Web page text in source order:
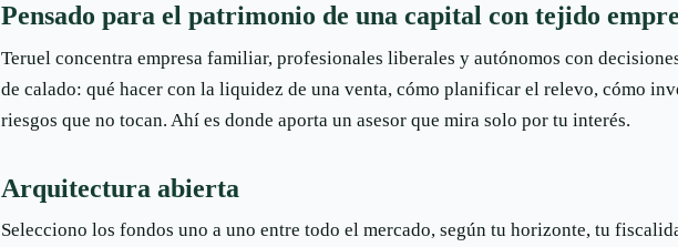
Pensado para el patrimonio de una capital con tejido
Teruel concentra empresa familiar, profesionales liberales y autónomos con
de calado: qué hacer con la liquidez de una venta, cómo planificar el relevo, cómo
riesgos que no tocan. Ahí es donde aporta un asesor que mira solo por tu interés.
Arquitectura abierta
Selecciono los fondos uno a uno entre todo el mercado, según tu horizonte, tu